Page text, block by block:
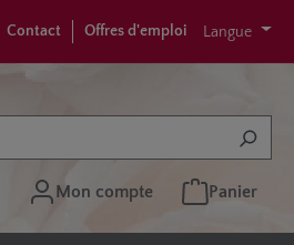
Contact Offres d'emploi Langue
Mon compte Panier